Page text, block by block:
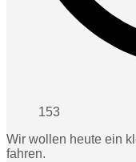
153
Wir wollen heute ein
fahren.